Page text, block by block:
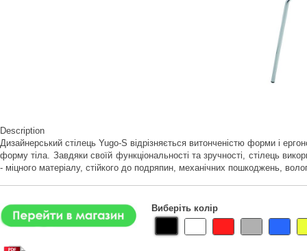
Description
Дизайнерський стілець Yugo-S відрізняється витонченістю форми і
форму тіла. Завдяки своїй функціональності та зручності, стілець
- міцного матеріалу, стійкого до подряпин, механічних пошкоджень,
Виберіть колір